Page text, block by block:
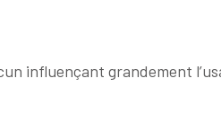
influençant grandement